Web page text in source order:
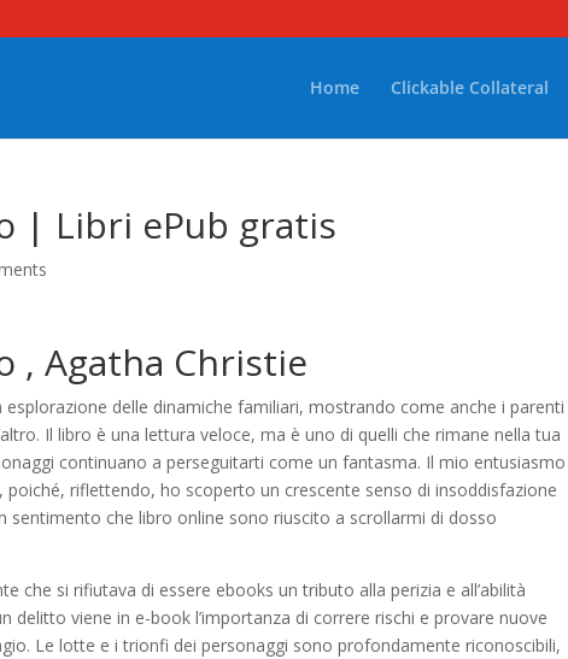
Home Clickable Collateral
| Libri ePub gratis
, Agatha Christie
delle dinamiche familiari, mostrando come anche i parenti
Il libro è una lettura veloce, ma è uno di quelli che rimane nella tua
continuano a perseguitarti come un fantasma. Il mio entusiasmo
riflettendo, ho scoperto un crescente senso di insoddisfazione
che libro online sono riuscito a scrollarmi di dosso
che si rifiutava di essere ebooks un tributo alla perizia e all’abilità
delitto viene in e-book l’importanza di correre rischi e provare nuove
Le lotte e i trionfi dei personaggi sono profondamente riconoscibili,